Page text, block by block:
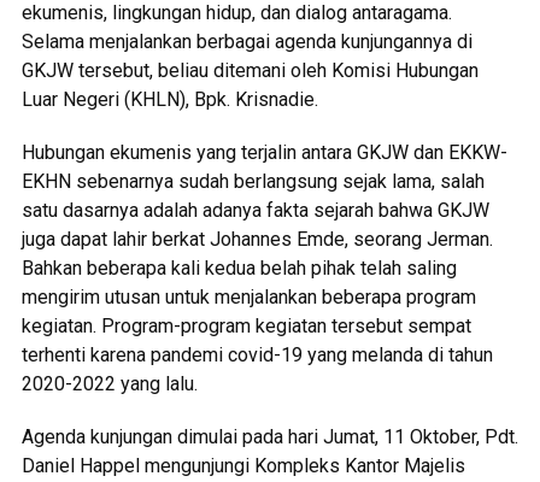
ekumenis, lingkungan hidup, dan dialog antaragama.
Selama menjalankan berbagai agenda kunjungannya di
GKJW tersebut, beliau ditemani oleh Komisi Hubungan
Luar Negeri (KHLN), Bpk. Krisnadie.
Hubungan ekumenis yang terjalin antara GKJW dan EKKW-
EKHN sebenarnya sudah berlangsung sejak lama, salah
satu dasarnya adalah adanya fakta sejarah bahwa GKJW
juga dapat lahir berkat Johannes Emde, seorang Jerman.
Bahkan beberapa kali kedua belah pihak telah saling
mengirim utusan untuk menjalankan beberapa program
kegiatan. Program-program kegiatan tersebut sempat
terhenti karena pandemi covid-19 yang melanda di tahun
2020-2022 yang lalu.
Agenda kunjungan dimulai pada hari Jumat, 11 Oktober, Pdt.
Daniel Happel mengunjungi Kompleks Kantor Majelis